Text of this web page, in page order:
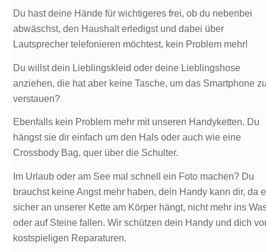
Du hast deine Hände für wichtigeres frei, ob du nebenbei
abwäschst, den Haushalt erledigst und dabei über
Lautsprecher telefonieren möchtest, kein Problem mehr!
Du willst dein Lieblingskleid oder deine Lieblingshose
anziehen, die hat aber keine Tasche, um das Smartphone
verstauen?
Ebenfalls kein Problem mehr mit unseren Handyketten. Du
hängst sie dir einfach um den Hals oder auch wie eine
Crossbody Bag, quer über die Schulter.
Im Urlaub oder am See mal schnell ein Foto machen? Du
brauchst keine Angst mehr haben, dein Handy kann dir, da
sicher an unserer Kette am Körper hängt, nicht mehr ins
oder auf Steine fallen. Wir schützen dein Handy und dich
kostspieligen Reparaturen.